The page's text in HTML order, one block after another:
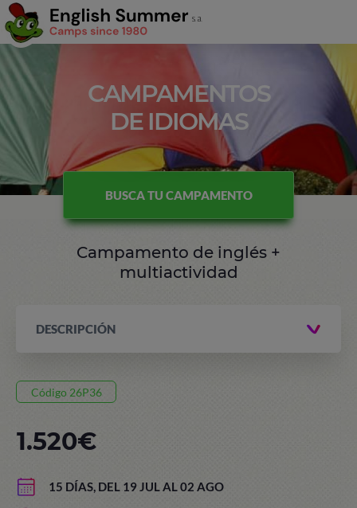
CAMPAMENTOS
DE IDIOMAS
BUSCA TU CAMPAMENTO
Campamento de inglés +
multiactividad
DESCRIPCIÓN
Código 26P36
15 DÍAS, DEL 19 JUL AL 02 AGO
1.520€